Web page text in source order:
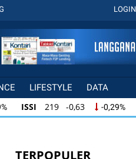
LOGIN
LIFESTYLE DATA
-0,29% IDX30 354 -1,64
-0,29% IDX30 354 -1,64 -
TERPOPULER